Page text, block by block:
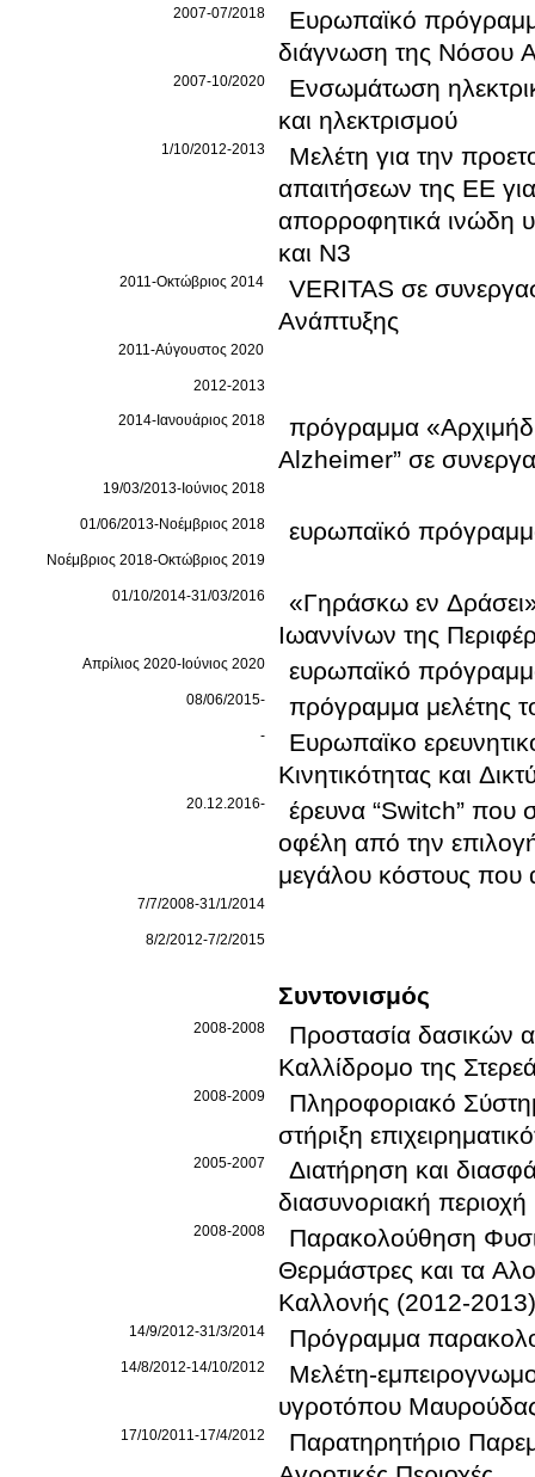
2007-07/2018 Ευρωπαϊκό πρόγραμμα
2007-10/2020
Ενσωμάτωση
και ηλεκτρισμού
1/10/2012-2013
Μελέτη για την
απαιτήσεων της ΕΕ
απορροφητικά ινώδη
και N3
2011-Οκτώβριος 2014
VERITAS σε
Ανάπτυξης
2011-Αύγουστος 2020
2012-2013
2014-Ιανουάριος 2018
πρόγραμμα
Alzheimer” σε
19/03/2013-Ιούνιος 2018
01/06/2013-Νοέμβριος 2018 ευρωπαϊκό
Νοέμβριος 2018-Οκτώβριος 2019
01/10/2014-31/03/2016
«Γηράσκω εν
Ιωαννίνων της
Απρίλιος 2020-Ιούνιος 2020 ευρωπαϊκό
08/06/2015- πρόγραμμα μελέτης
-
Ευρωπαϊκο
Κινητικότητας και
20.12.2016-
έρευνα “Switch” που
οφέλη από την
μεγάλου κόστους που
7/7/2008-31/1/2014
8/2/2012-7/2/2015
Συντονισμός
2008-2008
Προστασία δασικών
Καλλίδρομο της
2008-2009
Πληροφοριακό
στήριξη
2005-2007
Διατήρηση και
διασυνοριακή περιοχή
2008-2008
Παρακολούθηση
Θερμάστρες και τα
Καλλονής (2012-2013)
14/9/2012-31/3/2014 Πρόγραμμα
14/8/2012-14/10/2012
Μελέτη-
υγροτόπου
17/10/2011-17/4/2012
Παρατηρητήριο